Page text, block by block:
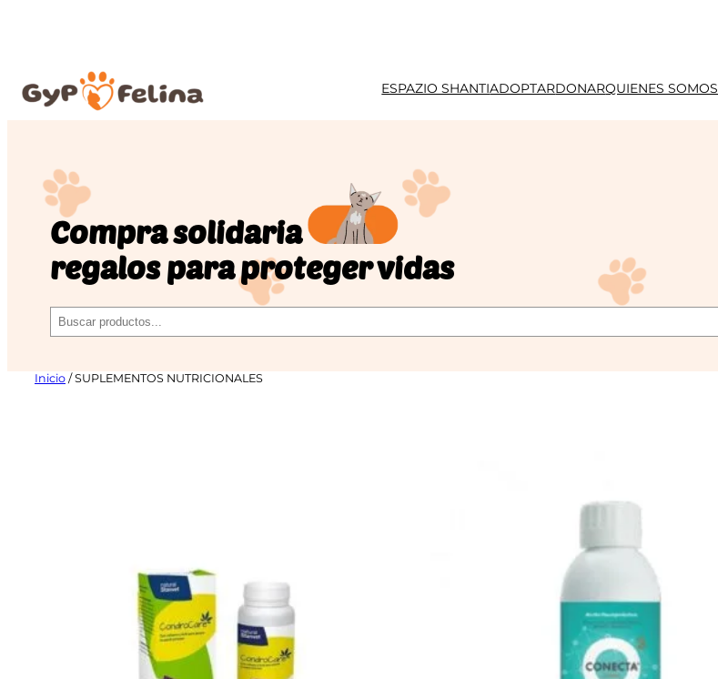
ESPAZIO SHANTIADOPTARDONARQUIENES SOMOS
Compra solidaria
regalos para proteger vidas
Buscar
Inicio / SUPLEMENTOS NUTRICIONALES